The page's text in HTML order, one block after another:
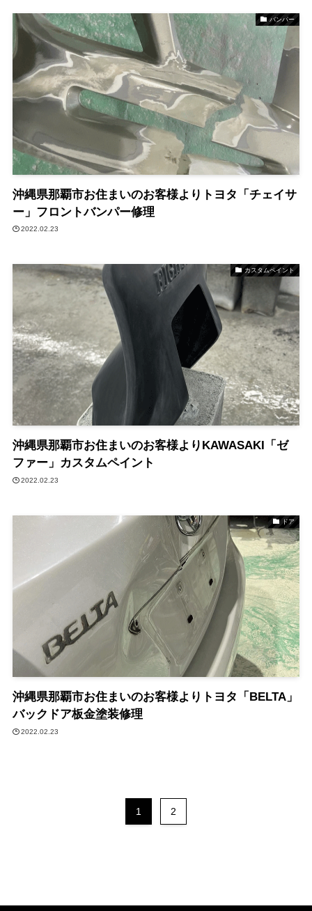
バンパー
沖縄県那覇市お住まいのお客様よりトヨタ「チェイサ
ー」フロントバンパー修理
2022.02.23
カスタムペイント
沖縄県那覇市お住まいのお客様よりKAWASAKI「ゼ
ファー」カスタムペイント
2022.02.23
ドア
沖縄県那覇市お住まいのお客様よりトヨタ「BELTA」
バックドア板金塗装修理
2022.02.23
1 2